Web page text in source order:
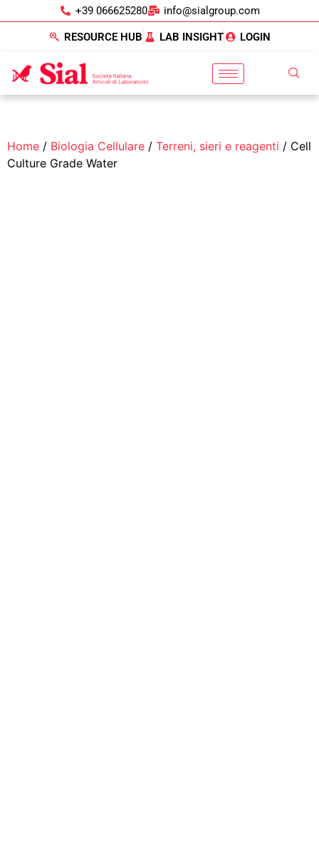
+39 066625280 info@sialgroup.com
RESOURCE HUB LAB INSIGHT LOGIN
Home / Biologia Cellulare / Terreni, sieri e reagenti / Cell
Culture Grade Water